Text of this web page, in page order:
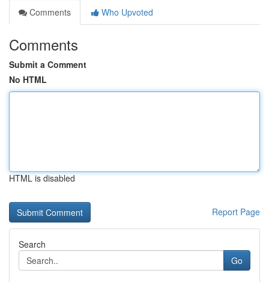
Comments
Who Upvoted
Comments
Submit a Comment
No HTML
HTML is disabled
Report Page
Search
Go